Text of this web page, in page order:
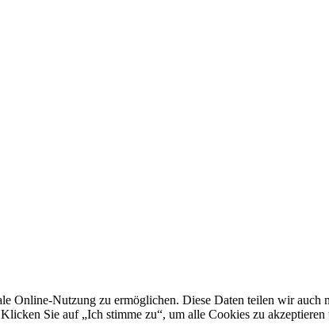
Online-Nutzung zu ermöglichen. Diese Daten teilen wir auch
Sie auf „Ich stimme zu“, um alle Cookies zu akzeptieren